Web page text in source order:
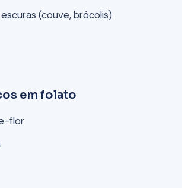
(couve, brócolis)
em folato
flor